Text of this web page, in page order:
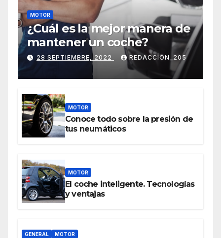
MOTOR
¿Cuál es la mejor manera de
mantener un coche?
28 SEPTIEMBRE, 2022 REDACCION_205
MOTOR
Conoce todo sobre la presión de
tus neumáticos
MOTOR
El coche inteligente. Tecnologías
y ventajas
GENERAL MOTOR